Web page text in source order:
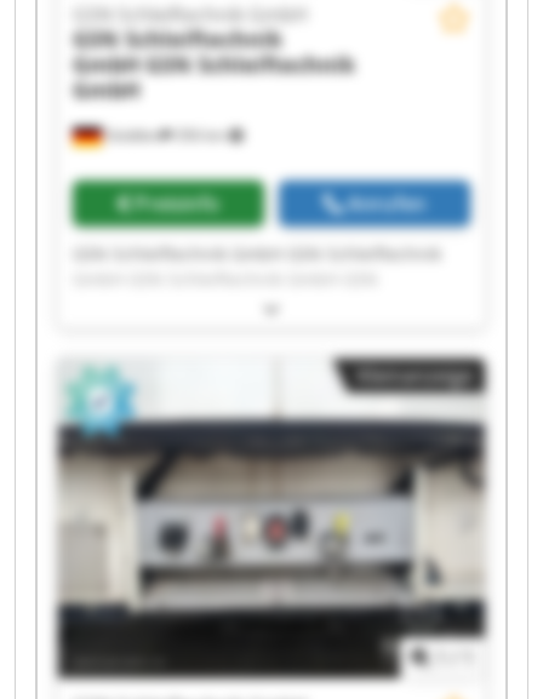
Stödtlen 356 km
GSN Schleiftechnik GmbH
GSN Schleiftechnik
GmbHGSN Schleiftechnik
GmbH
Preisinfo Anrufen
Schleiftechnik GmbH GSN Schleiftechnik GmbH
GmbH GSN Schleiftechnik GmbH GSN
Schleiftechnik GmbH GSN Schleiftechnik GmbH
GSN Schleiftechnik GmbH GSN Schleiftechnik
GmbH GSN Schleiftechnik GmbH GSN
Schleiftechnik GmbH GSN Schleiftechnik GmbH
GSN Schleiftechnik GmbH GSN Schleiftechnik
GmbH GSN Schleiftechnik GmbH GSN
Schleiftechnik GmbH GSN Schleiftechnik GmbH
Kleinanzeige